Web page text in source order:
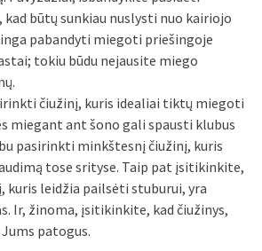
kad būtų sunkiau nuslysti nuo kairiojo
pabandyti miegoti priešingoje
tokiu būdu nejausite miego
čiužinį, kuris idealiai tiktų miegoti
miegant ant šono gali spausti klubus
pasirinkti minkštesnį čiužinį, kuris
tose srityse. Taip pat įsitikinkite,
kuris leidžia pailsėti stuburui, yra
Ir, žinoma, įsitikinkite, kad čiužinys,
patogus.